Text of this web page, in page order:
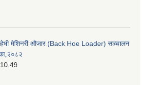
हेभी मेशिनरी औजार (Back Hoe Loader) सञ्चालन